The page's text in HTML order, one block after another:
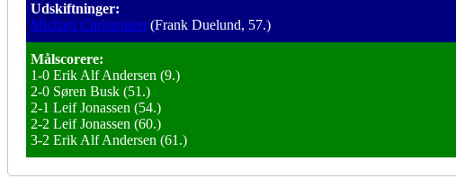
Udskiftninger:
Michael Christensen (Frank Duelund, 57.)
Målscorere:
1-0 Erik Alf Andersen (9.)
2-0 Søren Busk (51.)
2-1 Leif Jonassen (54.)
2-2 Leif Jonassen (60.)
3-2 Erik Alf Andersen (61.)